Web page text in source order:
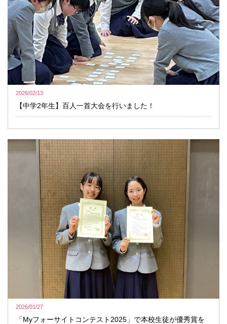
2026/02/13
【中学2年生】百人一首大会を行いました！
2026/01/27
「Myフォーサイトコンテスト2025」で本校生徒が優秀賞を